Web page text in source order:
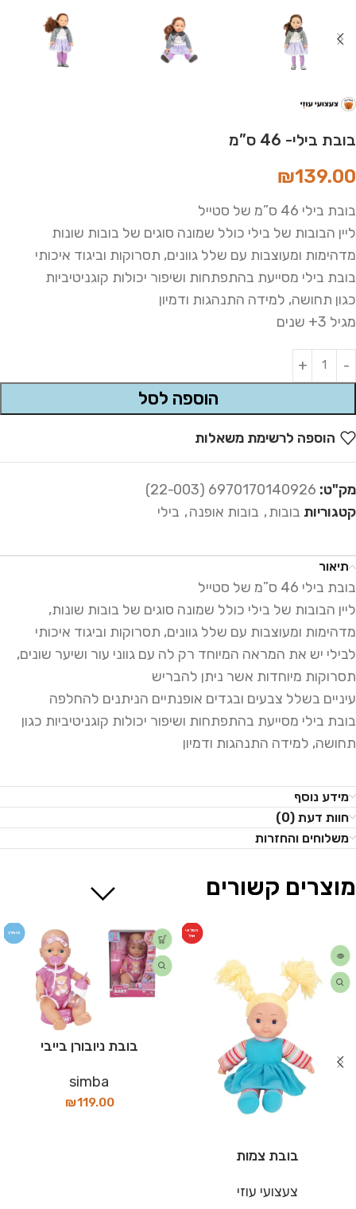
בובת בילי- 46 ס”מ
₪139.00
בובת בילי 46 ס”מ של סטייל
ליין הבובות של בילי כולל שמונה סוגים של בובות שונות
מדהימות ומעוצבות עם שלל גוונים, תסרוקות וביגוד איכותי
בובת בילי מסייעת בהתפתחות ושיפור יכולות קוגניטיביות
כגון תחושה, למידה התנהגות ודמיון
מגיל 3+ שנים
הוספה לסל
Alternative:
הוספה לרשימת משאלות
מק"ט: 6970170140926 (22-003)
קטגוריות בובות, בובות אופנה, בילי
תיאור
בובת בילי 46 ס”מ של סטייל
ליין הבובות של בילי כולל שמונה סוגים של בובות שונות,
מדהימות ומעוצבות עם שלל גוונים, תסרוקות וביגוד איכותי
לבילי יש את המראה המיוחד רק לה עם גווני עור ושיער שונים,
תסרוקות מיוחדות אשר ניתן להבריש
עיניים בשלל צבעים ובגדים אופנתיים הניתנים להחלפה
בובת בילי מסייעת בהתפתחות ושיפור יכולות קוגניטיביות כגון
תחושה, למידה התנהגות ודמיון
מידע נוסף
חוות דעת (0)
משלוחים והחזרות
מוצרים קשורים
המלאי
אזל
בובת צמות
צעצועי עוזי
מומלץ
בובת ניובורן בייבי
simba
₪119.00